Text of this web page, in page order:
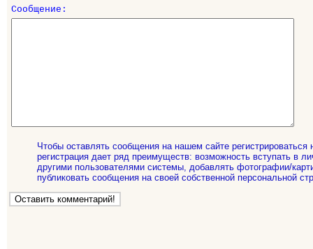
Сообщение:
Чтобы оставлять сообщения на нашем сайте регистрироваться
регистрация дает ряд преимуществ: возможность вступать в
другими пользователями системы, добавлять фотографии/
публиковать сообщения на своей собственной персональной